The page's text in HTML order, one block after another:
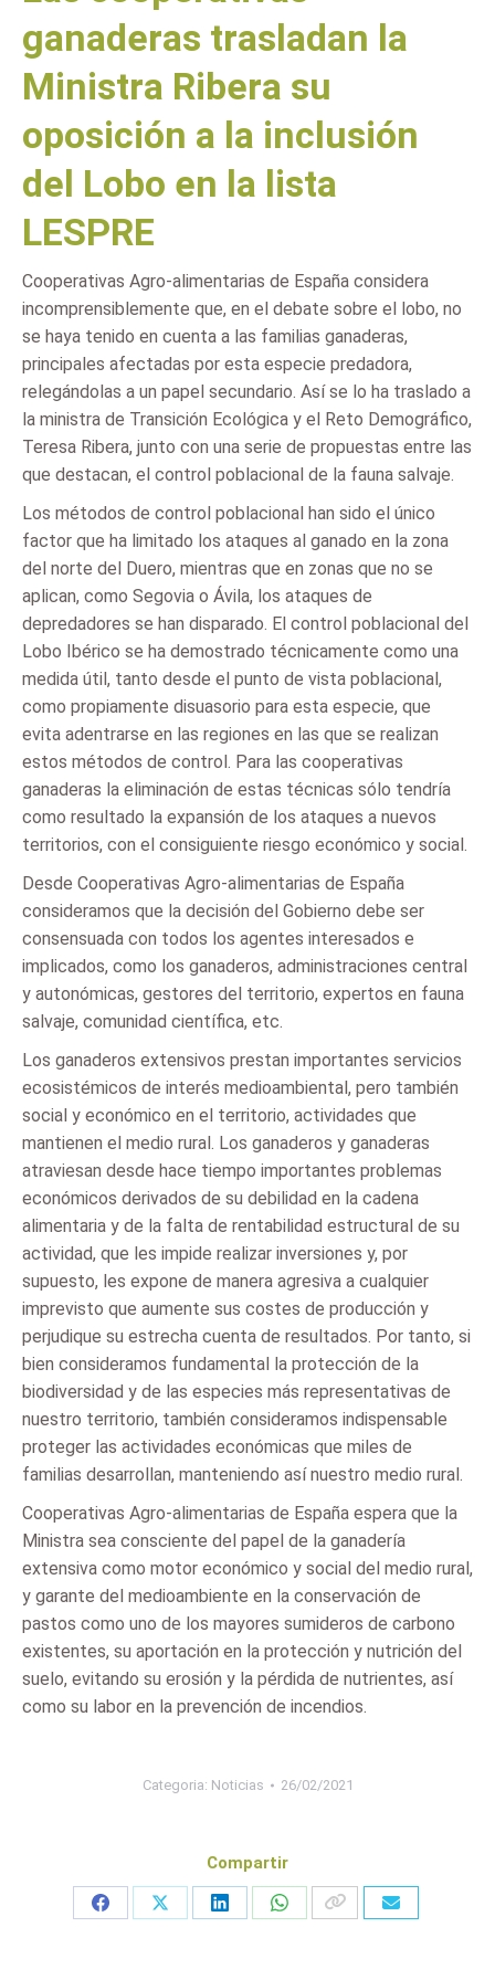
ganaderas trasladan la
Ministra Ribera su
oposición a la inclusión
del Lobo en la lista
LESPRE
Cooperativas Agro-alimentarias de España considera
incomprensiblemente que, en el debate sobre el lobo, no
se haya tenido en cuenta a las familias ganaderas,
principales afectadas por esta especie predadora,
relegándolas a un papel secundario. Así se lo ha traslado a
la ministra de Transición Ecológica y el Reto Demográfico,
Teresa Ribera, junto con una serie de propuestas entre las
que destacan, el control poblacional de la fauna salvaje.
Los métodos de control poblacional han sido el único
factor que ha limitado los ataques al ganado en la zona
del norte del Duero, mientras que en zonas que no se
aplican, como Segovia o Ávila, los ataques de
depredadores se han disparado. El control poblacional del
Lobo Ibérico se ha demostrado técnicamente como una
medida útil, tanto desde el punto de vista poblacional,
como propiamente disuasorio para esta especie, que
evita adentrarse en las regiones en las que se realizan
estos métodos de control. Para las cooperativas
ganaderas la eliminación de estas técnicas sólo tendría
como resultado la expansión de los ataques a nuevos
territorios, con el consiguiente riesgo económico y social.
Desde Cooperativas Agro-alimentarias de España
consideramos que la decisión del Gobierno debe ser
consensuada con todos los agentes interesados e
implicados, como los ganaderos, administraciones central
y autonómicas, gestores del territorio, expertos en fauna
salvaje, comunidad científica, etc.
Los ganaderos extensivos prestan importantes servicios
ecosistémicos de interés medioambiental, pero también
social y económico en el territorio, actividades que
mantienen el medio rural. Los ganaderos y ganaderas
atraviesan desde hace tiempo importantes problemas
económicos derivados de su debilidad en la cadena
alimentaria y de la falta de rentabilidad estructural de su
actividad, que les impide realizar inversiones y, por
supuesto, les expone de manera agresiva a cualquier
imprevisto que aumente sus costes de producción y
perjudique su estrecha cuenta de resultados. Por tanto, si
bien consideramos fundamental la protección de la
biodiversidad y de las especies más representativas de
nuestro territorio, también consideramos indispensable
proteger las actividades económicas que miles de
familias desarrollan, manteniendo así nuestro medio rural.
Cooperativas Agro-alimentarias de España espera que la
Ministra sea consciente del papel de la ganadería
extensiva como motor económico y social del medio rural,
y garante del medioambiente en la conservación de
pastos como uno de los mayores sumideros de carbono
existentes, su aportación en la protección y nutrición del
suelo, evitando su erosión y la pérdida de nutrientes, así
como su labor en la prevención de incendios.
Categoria: Noticias 26/02/2021
Compartir
Share
Share
Share
Share